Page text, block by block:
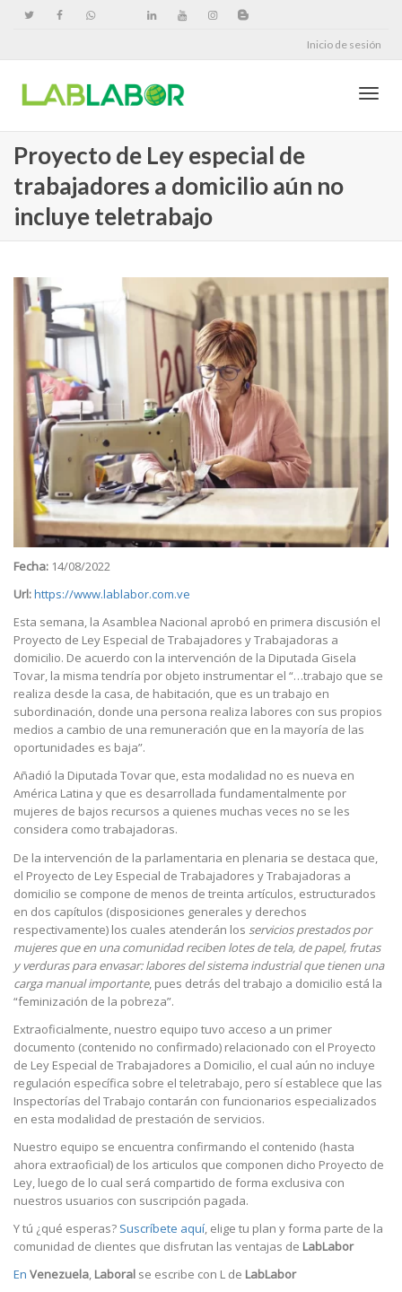
Inicio de sesión
Proyecto de Ley especial de
trabajadores a domicilio aún no
incluye teletrabajo
Fecha: 14/08/2022
Url:https://www.lablabor.com.ve
Esta semana, la Asamblea Nacional aprobó en primera discusión el
Proyecto de Ley Especial de Trabajadores y Trabajadoras a
domicilio. De acuerdo con la intervención de la Diputada Gisela
Tovar, la misma tendría por objeto instrumentar el “…trabajo que se
realiza desde la casa, de habitación, que es un trabajo en
subordinación, donde una persona realiza labores con sus propios
medios a cambio de una remuneración que en la mayoría de las
oportunidades es baja”.
Añadió la Diputada Tovar que, esta modalidad no es nueva en
América Latina y que es desarrollada fundamentalmente por
mujeres de bajos recursos a quienes muchas veces no se les
considera como trabajadoras.
De la intervención de la parlamentaria en plenaria se destaca que,
el Proyecto de Ley Especial de Trabajadores y Trabajadoras a
domicilio se compone de menos de treinta artículos, estructurados
en dos capítulos (disposiciones generales y derechos
respectivamente) los cuales atenderán los servicios prestados por
mujeres que en una comunidad reciben lotes de tela, de papel, frutas
y verduras para envasar: labores del sistema industrial que tienen una
carga manual importante, pues detrás del trabajo a domicilio está la
“feminización de la pobreza”.
Extraoficialmente, nuestro equipo tuvo acceso a un primer
documento (contenido no confirmado) relacionado con el Proyecto
de Ley Especial de Trabajadores a Domicilio, el cual aún no incluye
regulación específica sobre el teletrabajo, pero sí establece que las
Inspectorías del Trabajo contarán con funcionarios especializados
en esta modalidad de prestación de servicios.
Nuestro equipo se encuentra confirmando el contenido (hasta
ahora extraoficial) de los articulos que componen dicho Proyecto de
Ley, luego de lo cual será compartido de forma exclusiva con
nuestros usuarios con suscripción pagada.
Y tú ¿qué esperas? Suscríbete aquí, elige tu plan y forma parte de la
comunidad de clientes que disfrutan las ventajas de LabLabor
En Venezuela, Laboral se escribe con L de LabLabor